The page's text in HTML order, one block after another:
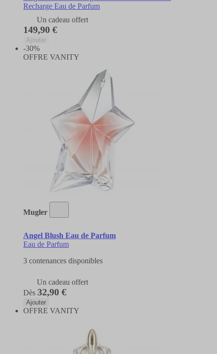
Recharge Eau de Parfum
Un cadeau offert
149,90 €
Ajouter
-30%
OFFRE VANITY
Mugler
Angel Blush Eau de Parfum
Eau de Parfum
3 contenances disponibles
Un cadeau offert
Dès 32,90 €
Ajouter
OFFRE VANITY